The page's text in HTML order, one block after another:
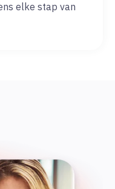
elke stap van